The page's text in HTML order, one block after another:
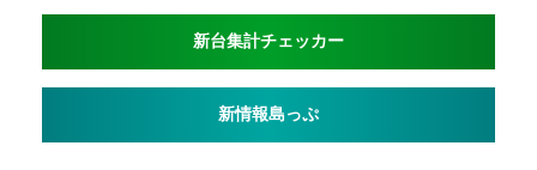
新台集計チェッカー
新情報島っぷ